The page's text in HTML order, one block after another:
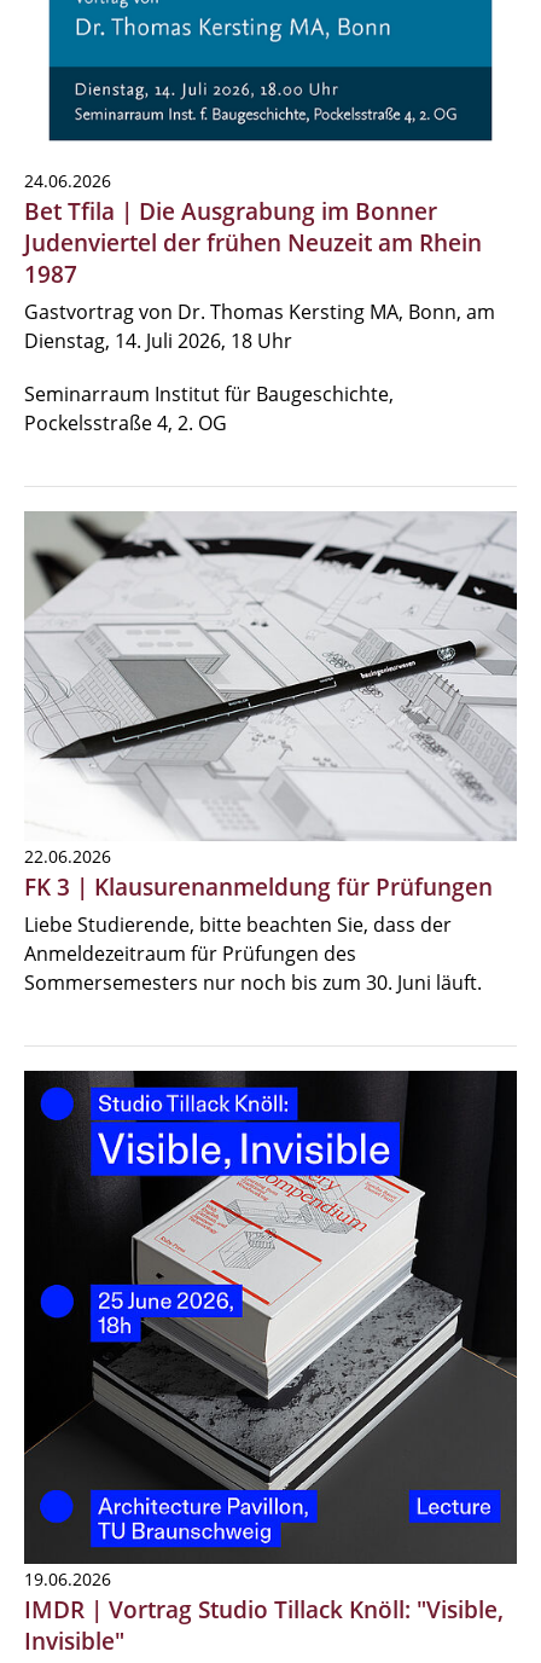
24.06.2026
Bet Tfila | Die Ausgrabung im Bonner
Judenviertel der frühen Neuzeit am Rhein
1987
Gastvortrag von Dr. Thomas Kersting MA, Bonn, am
Dienstag, 14. Juli 2026, 18 Uhr
Seminarraum Institut für Baugeschichte,
Pockelsstraße 4, 2. OG
22.06.2026
FK 3 | Klausurenanmeldung für Prüfungen
Liebe Studierende, bitte beachten Sie, dass der
Anmeldezeitraum für Prüfungen des
Sommersemesters nur noch bis zum 30. Juni läuft.
19.06.2026
IMDR | Vortrag Studio Tillack Knöll: "Visible,
Invisible"